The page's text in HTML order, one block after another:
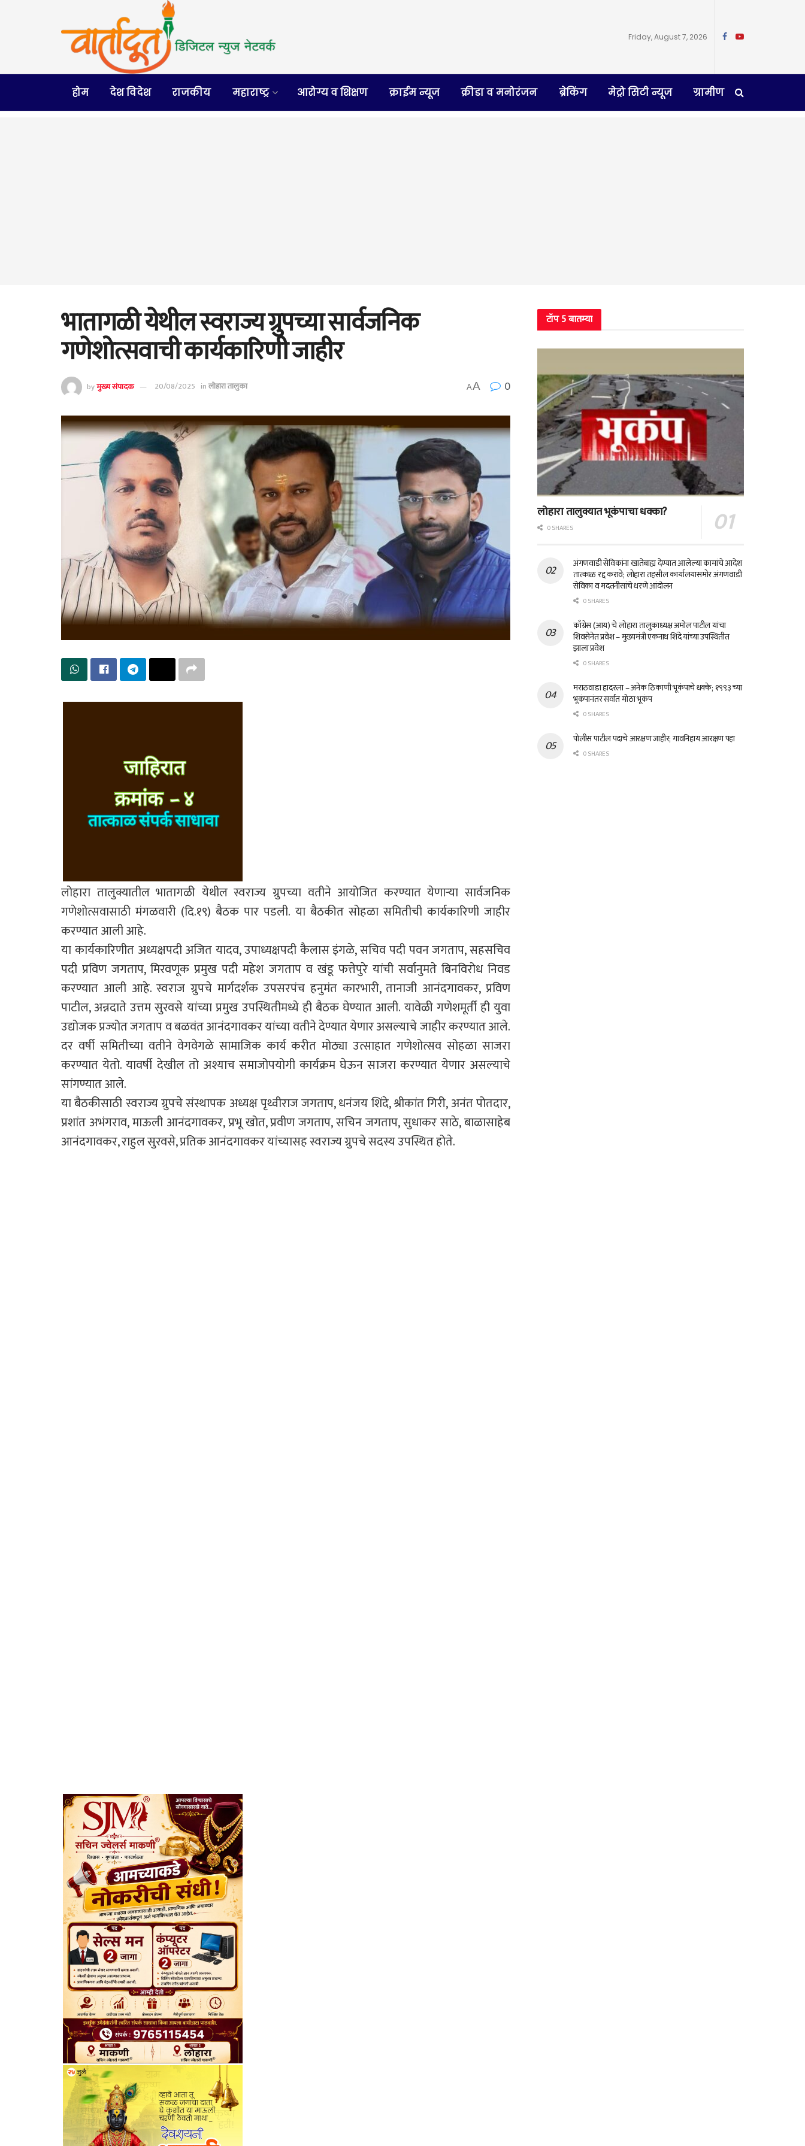
Friday, August 7, 2026
होम देश विदेश राजकीय महाराष्ट्र आरोग्य व शिक्षण क्राईम न्यूज क्रीडा व मनोरंजन ब्रेकिंग मेट्रो सिटी न्यूज ग्रामीण
भातागळी येथील स्वराज्य ग्रुपच्या सार्वजनिक
गणेशोत्सवाची कार्यकारिणी जाहीर
byमुख्य संपादक 20/08/2025 inलोहारा तालुका AA 0
लोहारा तालुक्यातील भातागळी येथील स्वराज्य ग्रुपच्या वतीने आयोजित करण्यात येणाऱ्या सार्वजनिक
गणेशोत्सवासाठी मंगळवारी (दि.१९) बैठक पार पडली. या बैठकीत सोहळा समितीची कार्यकारिणी जाहीर
करण्यात आली आहे.
या कार्यकारिणीत अध्यक्षपदी अजित यादव, उपाध्यक्षपदी कैलास इंगळे, सचिव पदी पवन जगताप, सहसचिव
पदी प्रविण जगताप, मिरवणूक प्रमुख पदी महेश जगताप व खंडू फत्तेपुरे यांची सर्वानुमते बिनविरोध निवड
करण्यात आली आहे. स्वराज ग्रुपचे मार्गदर्शक उपसरपंच हनुमंत कारभारी, तानाजी आनंदगावकर, प्रविण
पाटील, अन्नदाते उत्तम सुरवसे यांच्या प्रमुख उपस्थितीमध्ये ही बैठक घेण्यात आली. यावेळी गणेशमूर्ती ही युवा
उद्योजक प्रज्योत जगताप व बळवंत आनंदगावकर यांच्या वतीने देण्यात येणार असल्याचे जाहीर करण्यात आले.
दर वर्षी समितीच्या वतीने वेगवेगळे सामाजिक कार्य करीत मोठ्या उत्साहात गणेशोत्सव सोहळा साजरा
करण्यात येतो. यावर्षी देखील तो अश्याच समाजोपयोगी कार्यक्रम घेऊन साजरा करण्यात येणार असल्याचे
सांगण्यात आले.
या बैठकीसाठी स्वराज्य ग्रुपचे संस्थापक अध्यक्ष पृथ्वीराज जगताप, धनंजय शिंदे, श्रीकांत गिरी, अनंत पोतदार,
प्रशांत अभंगराव, माऊली आनंदगावकर, प्रभू खोत, प्रवीण जगताप, सचिन जगताप, सुधाकर साठे, बाळासाहेब
आनंदगावकर, राहुल सुरवसे, प्रतिक आनंदगावकर यांच्यासह स्वराज्य ग्रुपचे सदस्य उपस्थित होते.
टॉप 5 बातम्या
लोहारा तालुक्यात भूकंपाचा धक्का?
0 SHARES
अंगणवाडी सेविकांना खातेबाह्य देण्यात आलेल्या कामांचे आदेश
तात्काळ रद्द करावे; लोहारा तहसील कार्यालयासमोर अंगणवाडी
सेविका व मदतनीसांचे धरणे आंदोलन
0 SHARES
काँग्रेस (आय) चे लोहारा तालुकाध्यक्ष अमोल पाटील यांचा
शिवसेनेत प्रवेश – मुख्यमंत्री एकनाथ शिंदे यांच्या उपस्थितीत
झाला प्रवेश
0 SHARES
मराठवाडा हादरला – अनेक ठिकाणी भूकंपाचे धक्के; १९९३ च्या
भूकंपानंतर सर्वात मोठा भूकंप
0 SHARES
पोलीस पाटील पदाचे आरक्षण जाहीर; गावनिहाय आरक्षण पहा
0 SHARES